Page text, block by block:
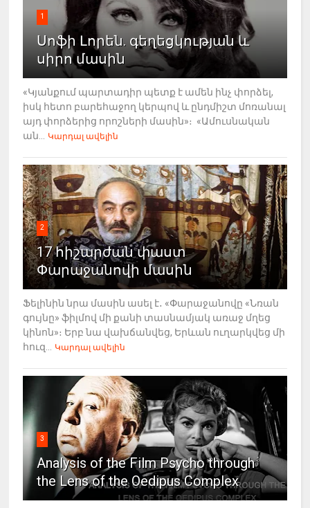
1
Սոֆի Լորեն. գեղեցկության և
սիրո մասին
«Կյանքում պարտադիր պետք է ամեն ինչ փորձել,
իսկ հետո բարեհաջող կերպով և ընդմիշտ մոռանալ
այդ փորձերից որոշների մասին»։ «Ամուսնական
ան...
Կարդալ ավելին
2
17 հիշարժան փաստ
Փարաջանովի մասին
Ֆելինին նրա մասին ասել է․ «Փարաջանովը «Նռան
գույնը» ֆիլմով մի քանի տասնամյակ առաջ մղեց
կինոն»։ Երբ նա վախճանվեց, Երևան ուղարկվեց մի
հուզ...
Կարդալ ավելին
3
Analysis of the Film Psycho through
the Lens of the Oedipus Complex